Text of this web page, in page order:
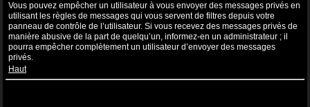
Vous pouvez empêcher un utilisateur à vous envoyer des messages privés en
utilisant les règles de messages qui vous servent de filtres depuis votre
panneau de contrôle de l’utilisateur. Si vous recevez des messages privés de
manière abusive de la part de quelqu’un, informez-en un administrateur ; il
pourra empêcher complètement un utilisateur d’envoyer des messages
privés.
Haut